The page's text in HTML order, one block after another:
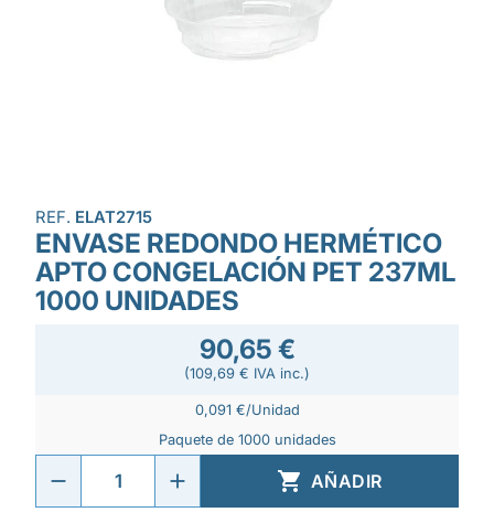
REF. ELAT2715
ENVASE REDONDO HERMÉTICO
APTO CONGELACIÓN PET 237ML
1000 UNIDADES
90,65 €
(109,69 € IVA inc.)
0,091 €/Unidad
Paquete de 1000 unidades
 AÑADIR